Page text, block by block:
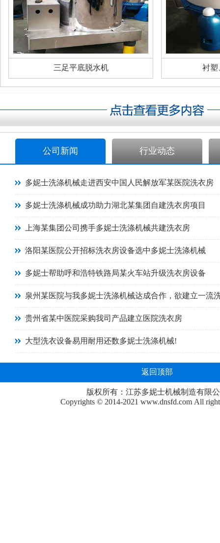
三足平底脱水机 衬塑
公司新闻 行业动态
多妮士洗涤机械走进西安中国人民解放军某医院洗衣房
多妮士洗涤机械成功助力湖北某集团自建洗衣房项目
上海某集团公司携手多妮士洗涤机械共建洗衣房
洛阳某医院公开招标洗衣房设备选中多妮士洗涤机械
多妮士帮助呼和浩特铁路局某火车站升级洗衣房设备
泉州某医院与我多妮士洗涤机械达成合作，欲建立一流
贵州省某中医院采购我司产品建立医院洗衣房
大型洗衣设备易用耐用还数多妮士洗涤机械!
返回顶部
版权所有：江苏多妮士机械制造有限
Copyrights © 2014-2021 www.dnsfd.com All